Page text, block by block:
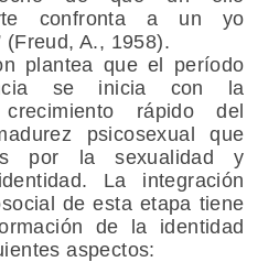
confronta a un yo
(Freud, A., 1958).
plantea que el período
se inicia con la
rápido del
psicosexual que
por la sexualidad y
La integración
de esta etapa tiene
de la identidad
aspectos: